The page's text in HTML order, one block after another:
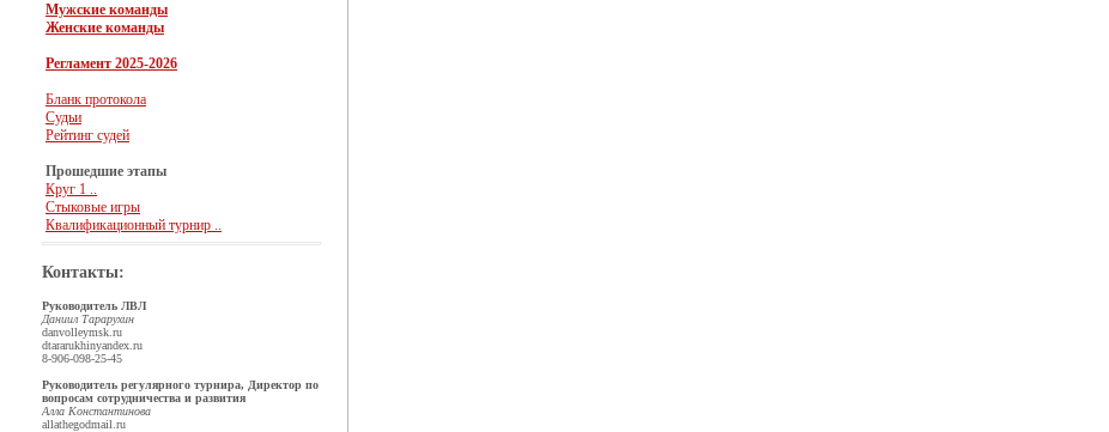
Мужские команды
Женские команды
Регламент 2025-2026
Бланк протокола
Судьи
Рейтинг судей
Прошедшие этапы
Круг 1 ..
Стыковые игры
Квалификационный турнир ..
Контакты:
Руководитель ЛВЛ
Даниил Тарарухин
danvolleymsk.ru
dtararukhinyandex.ru
8-906-098-25-45
Руководитель регулярного турнира, Директор по
вопросам сотрудничества и развития
Алла Константинова
allathegodmail.ru